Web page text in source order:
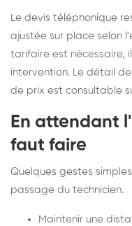
Le devis téléphonique
ajustée sur place selon
tarifaire est nécessaire,
intervention. Le détail
de prix est consultable
En attendant
faut faire
Quelques gestes
passage du technicien.
Maintenir une